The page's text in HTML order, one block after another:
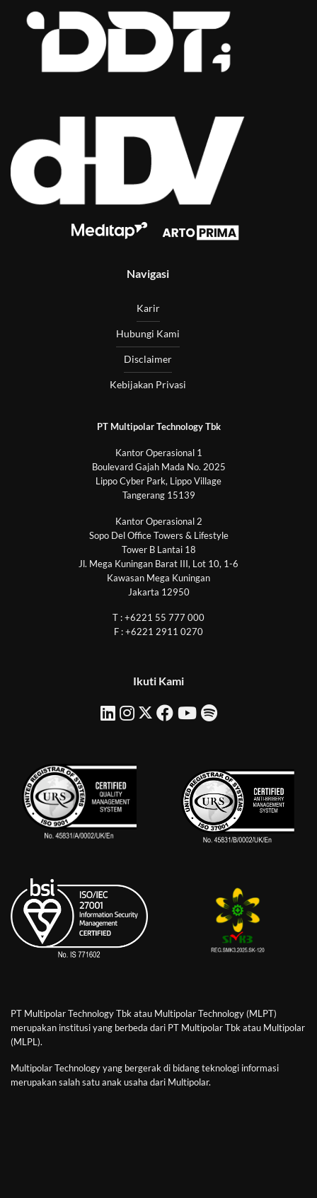
Navigasi
Karir
Hubungi Kami
Disclaimer
Kebijakan Privasi
PT Multipolar Technology Tbk
Kantor Operasional 1
Boulevard Gajah Mada No. 2025
Lippo Cyber Park, Lippo Village
Tangerang 15139
Kantor Operasional 2
Sopo Del Office Towers & Lifestyle
Tower B Lantai 18
Jl. Mega Kuningan Barat III, Lot 10, 1-6
Kawasan Mega Kuningan
Jakarta 12950
T : +6221 55 777 000
F : +6221 2911 0270
Ikuti Kami
PT Multipolar Technology Tbk atau Multipolar Technology (MLPT)
merupakan institusi yang berbeda dari PT Multipolar Tbk atau Multipolar
(MLPL).
Multipolar Technology yang bergerak di bidang teknologi informasi
merupakan salah satu anak usaha dari Multipolar.